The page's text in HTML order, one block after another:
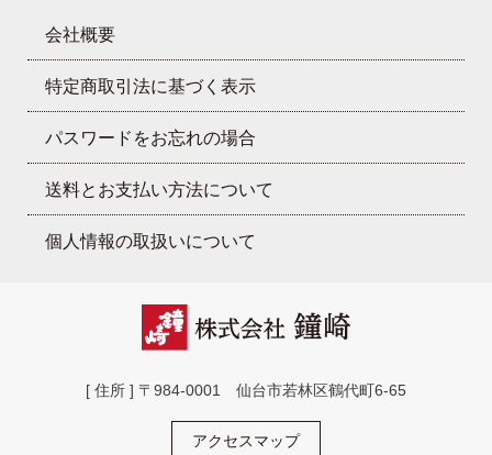
会社概要
特定商取引法に基づく表示
パスワードをお忘れの場合
送料とお支払い方法について
個人情報の取扱いについて
[ 住所 ] 〒984-0001 仙台市若林区鶴代町6-65
アクセスマップ